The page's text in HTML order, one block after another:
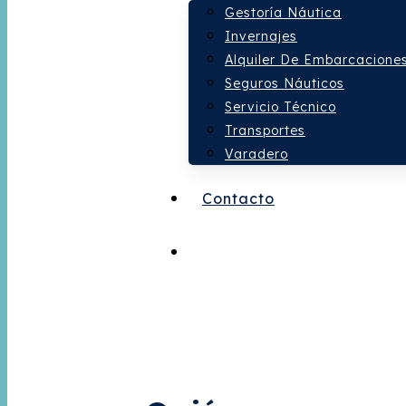
Gestoría Náutica
Invernajes
Alquiler De
Seguros Náuticos
Servicio Técnico
Transportes
Varadero
Contacto